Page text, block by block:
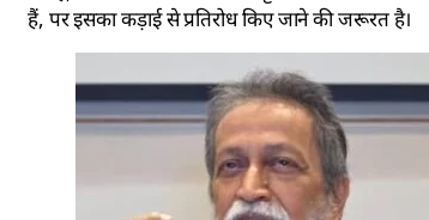
हैं, पर इसका कड़ाई से प्रतिरोध किए जाने की जरूरत है।